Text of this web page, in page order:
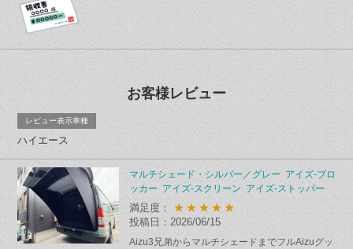
お客様レビュー
レビュー表示車種
ハイエース
マルチシェード・シルバー／グレー アイズ-ブロ
ッカー アイズ-スクリーン アイズ-ストッパー
満足度： ★★★★★
投稿日：2026/06/15
Aizu3兄弟からマルチシェードまでフルAizuグッ